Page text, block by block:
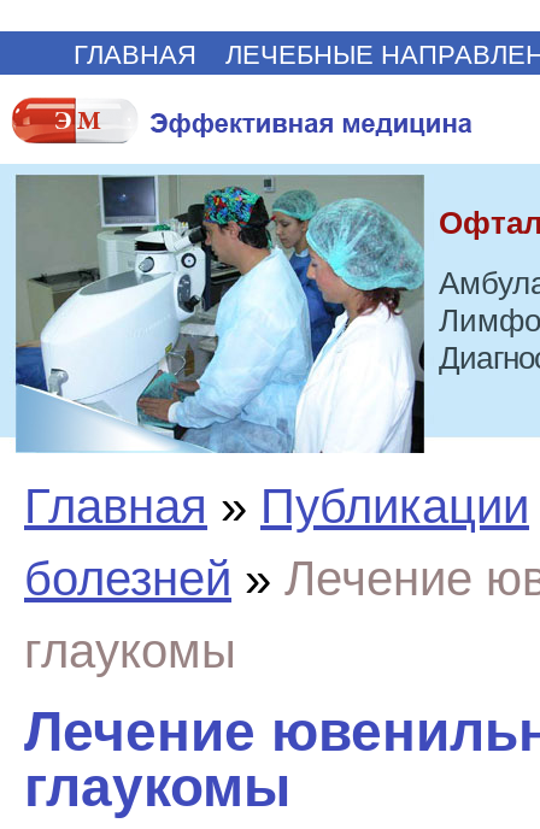
ГЛАВНАЯ ЛЕЧЕБНЫЕ
Главная » Публикации
болезней » Лечение
глаукомы
Лечение
глаукомы